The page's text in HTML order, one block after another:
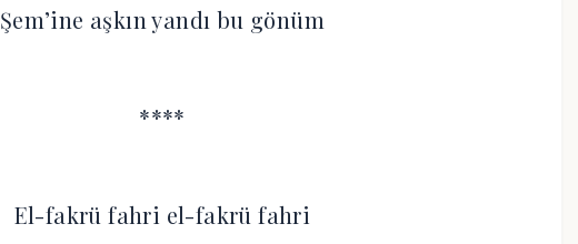
Şem’ine aşkın yandı bu gönüm
****
El-fakrü fahri el-fakrü fahri